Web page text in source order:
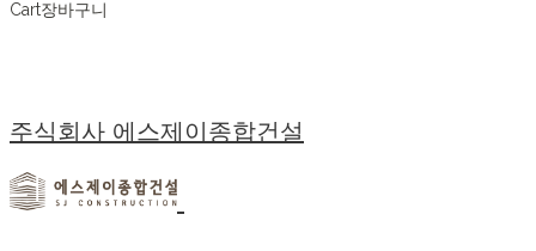
Cart장바구니
주식회사 에스제이종합건설